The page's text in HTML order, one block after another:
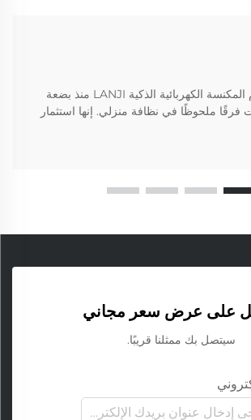
لقد كنت أستخدم المكنسة الكهربائية الذكية LANJI منذ بضعة
فرقًا ملحوظًا في نظافة منزلي. إنها استثمار
على عرض سعر مجاني
سيتصل بك ممثلنا قريبًا.